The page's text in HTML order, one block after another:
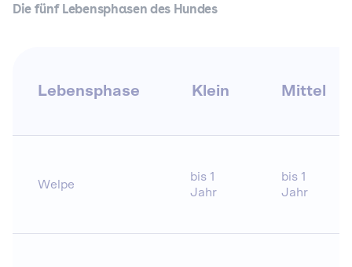
Die fünf Lebensphasen des Hundes
Lebensphase Klein Mittel
Welpe
bis 1
Jahr
bis 1
Jahr